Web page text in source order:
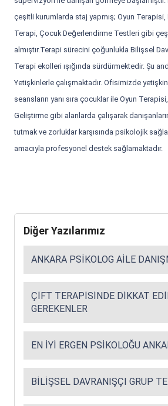
çeşitli kurumlarda staj yapmış; Oyun Terapisi,
Terapi, Çocuk Değerlendirme Testleri gibi
almıştır.Terapi sürecini çoğunlukla Bilişsel
Terapi ekolleri ışığında sürdürmektedir. Şu
Yetişkinlerle çalışmaktadır. Ofisimizde
seansların yanı sıra çocuklar ile Oyun
Geliştirme gibi alanlarda çalışarak
tutmak ve zorluklar karşısında psikolojik
amacıyla profesyonel destek sağlamaktadır.
Diğer Yazılarımız
ANKARA PSIKOLOG AILE
ÇIFT TERAPISINDE DIKKAT
GEREKENLER
EN İYI ERGEN PSIKOLOĞU
BILIŞSEL DAVRANIŞÇI GRUP